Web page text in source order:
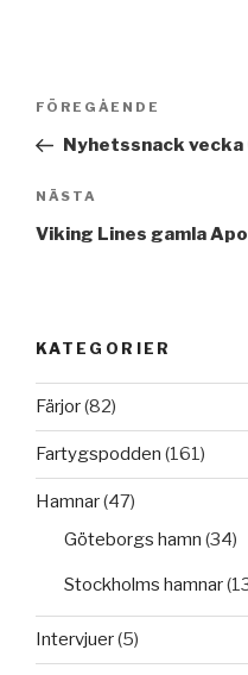
Inläggsnavigering
Föregående
inlägg
FÖREGÅENDE
Nyhetssnack vecka
Nästa
inlägg
NÄSTA
Viking Lines gamla
KATEGORIER
Färjor(82)
Fartygspodden (161)
Hamnar(47)
Göteborgs hamn (34)
Stockholms hamnar
Intervjuer(5)